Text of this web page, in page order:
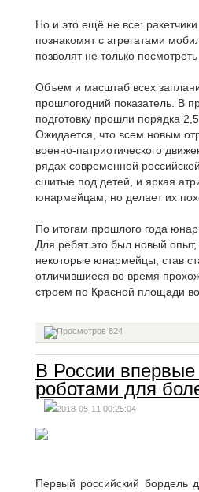
Но и это ещё не все:
познакомят с агрегатами
позволят не только
Объем и масштаб всех
прошлогодний показатель. В
подготовку прошли порядка
Ожидается, что всем новым
военно-патриотического
рядах современной
сшитые под детей, и яркая
юнармейцам, но делает их
По итогам прошлого года
Для ребят это был новый
некоторые юнармейцы, став
отличившиеся во время
строем по Красной площади
824
В России
роботами для
2018-05-11 00:25:04
Первый российский бордель